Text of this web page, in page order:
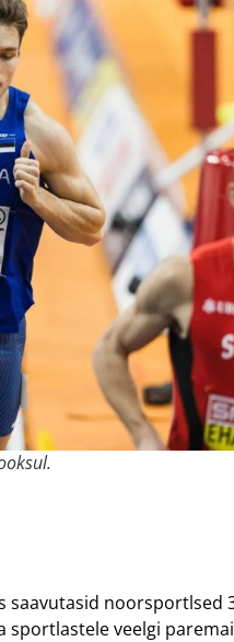
saavutasid noorsportlsed
sportlastele veelgi